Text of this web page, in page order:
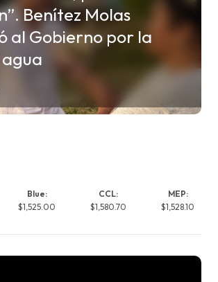
Benítez Molas
al Gobierno por la
Blue:
$1,525.00
CCL:
$1,580.70
MEP:
$1,528.10